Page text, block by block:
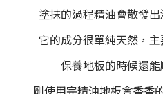
塗抹的過程精油會散發
它的成分很單純天然，
保養地板的時候還
剛使用完精油地板會香香